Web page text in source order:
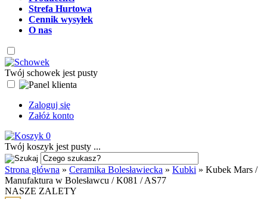
Strefa Hurtowa
Cennik wysyłek
O nas
Twój schowek jest pusty
Zaloguj się
Załóż konto
0
Twój koszyk jest pusty ...
Strona główna » Ceramika Bolesławiecka » Kubki » Kubek Mars /
Manufaktura w Bolesławcu / K081 / AS77
NASZE ZALETY